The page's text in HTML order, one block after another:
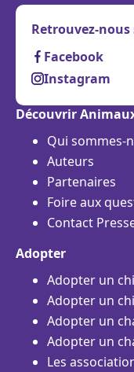
Retrouvez-
Facebook
Instagram
Découvrir
Qui sommes-
Auteurs
Partenaires
Foire aux
Contact
Adopter
Adopter un
Adopter un
Adopter un
Adopter un
Les